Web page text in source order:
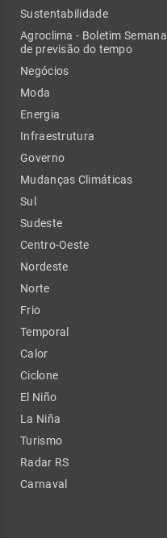
Sustentabilidade
Agroclima - Boletim Semanal
de previsão do tempo
Negócios
Moda
Energia
Infraestrutura
Governo
Mudanças Climáticas
Sul
Sudeste
Centro-Oeste
Nordeste
Norte
Frio
Temporal
Calor
Ciclone
El Niño
La Niña
Turismo
Radar RS
Carnaval